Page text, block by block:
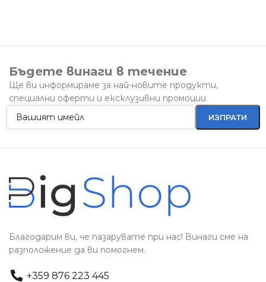
Бъдете винаги в течение
Ще ви информираме за най-новите продукти,
специални оферти и ексклузивни промоции
Благодарим ви, че пазарувате при нас! Винаги сме на
разположение да ви помогнем.
+359 876 223 445